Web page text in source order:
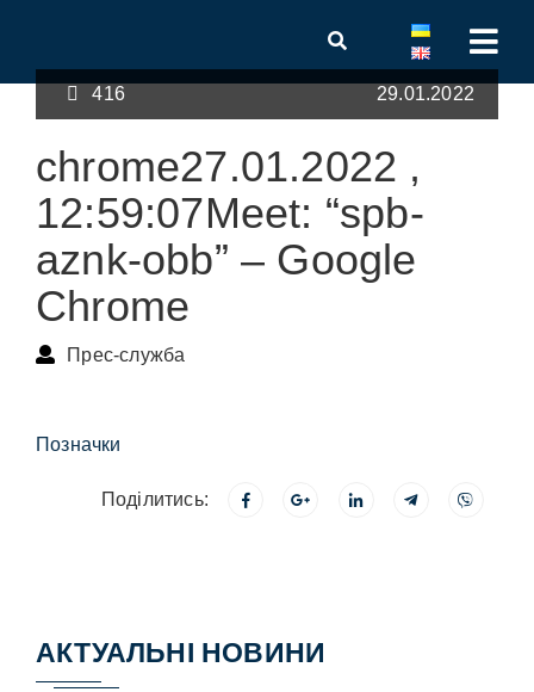
416 29.01.2022
chrome27.01.2022 ,
12:59:07Meet: “spb-
aznk-obb” – Google
Chrome
Прес-служба
Позначки
Поділитись:
АКТУАЛЬНІ НОВИНИ